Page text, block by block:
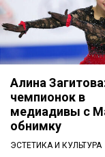
Алина
чемпионок в
медиадивы с
обнимку
ЭСТЕТИКА И КУЛЬТУРА